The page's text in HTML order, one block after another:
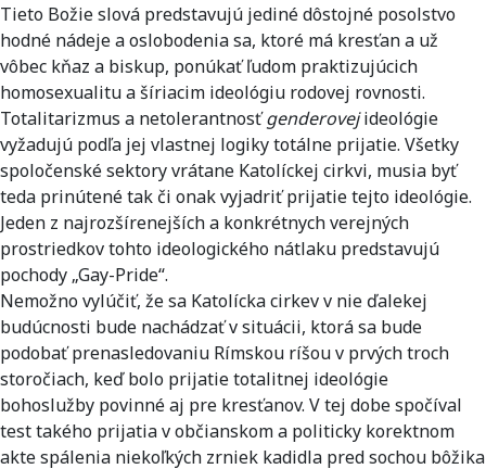
Tieto Božie slová predstavujú jediné dôstojné posolstvo
hodné nádeje a oslobodenia sa, ktoré má kresťan a už
vôbec kňaz a biskup, ponúkať ľudom praktizujúcich
homosexualitu a šíriacim ideológiu rodovej rovnosti.
Totalitarizmus a netolerantnosťgenderovejideológie
vyžadujú podľa jej vlastnej logiky totálne prijatie. Všetky
spoločenské sektory vrátane Katolíckej cirkvi, musia byť
teda prinútené tak či onak vyjadriť prijatie tejto ideológie.
Jeden z najrozšírenejších a konkrétnych verejných
prostriedkov tohto ideologického nátlaku predstavujú
pochody „Gay-Pride“.
Nemožno vylúčiť, že sa Katolícka cirkev v nie ďalekej
budúcnosti bude nachádzať v situácii, ktorá sa bude
podobať prenasledovaniu Rímskou ríšou v prvých troch
storočiach, keď bolo prijatie totalitnej ideológie
bohoslužby povinné aj pre kresťanov. V tej dobe spočíval
test takého prijatia v občianskom a politicky korektnom
akte spálenia niekoľkých zrniek kadidla pred sochou bôžika